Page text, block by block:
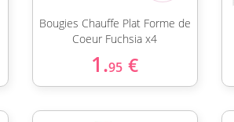
Bougies Chauffe Plat Forme de
Coeur Fuchsia x4
1.95 €